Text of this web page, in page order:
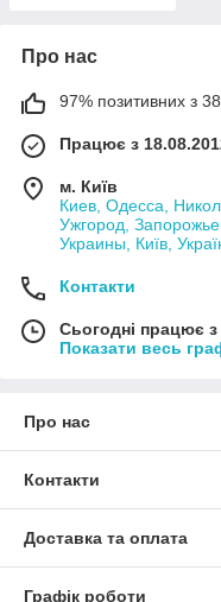
Про нас
97% позитивних з
Працює з
м. Київ
Киев, Одесса,
Ужгород,
Украины, Київ,
Контакти
Сьогодні працює
Показати весь
Про нас
Контакти
Доставка та оплата
Графік роботи